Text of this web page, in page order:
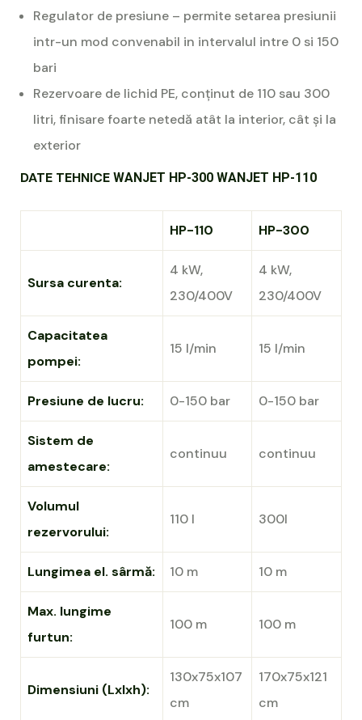
Regulator de presiune – permite setarea presiunii
intr-un mod convenabil in intervalul intre 0 si 150
bari
Rezervoare de lichid PE, conținut de 110 sau 300
litri, finisare foarte netedă atât la interior, cât și la
exterior
DATE TEHNICE WANJET HP-300 WANJET HP-110
HP-110 HP-300
Sursa curenta:
4 kW,
230/400V
4 kW,
230/400V
Capacitatea
pompei:
15 l/min 15 l/min
Presiune de lucru: 0-150 bar 0-150 bar
Sistem de
amestecare:
continuu continuu
Volumul
rezervorului:
110 l 300l
Lungimea el. sârmă: 10 m 10 m
Max. lungime
furtun:
100 m 100 m
Dimensiuni (Lxlxh):
130x75x107
cm
170x75x121
cm